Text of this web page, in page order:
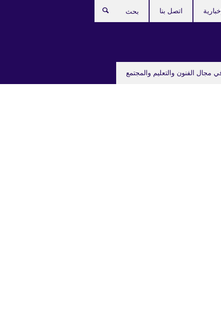
مجال الفنون والتعليم والمجتمع
اتصل بنا